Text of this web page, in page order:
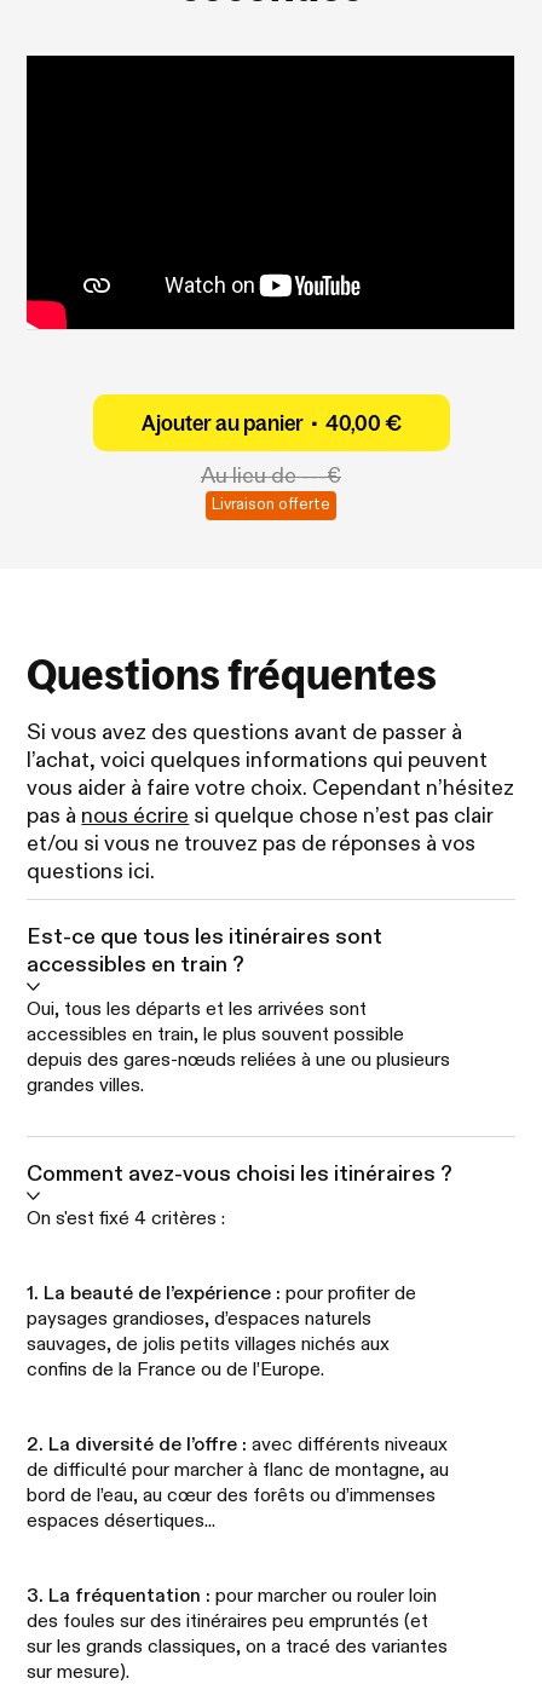
Ajouter au panier • 40,00 €
Au lieu de---€
Livraison offerte
Questions fréquentes
Si vous avez des questions avant de passer à
l’achat, voici quelques informations qui peuvent
vous aider à faire votre choix. Cependant n’hésitez
pas à nous écrire si quelque chose n’est pas clair
et/ou si vous ne trouvez pas de réponses à vos
questions ici.
Est-ce que tous les itinéraires sont
accessibles en train ?
Oui, tous les départs et les arrivées sont
accessibles en train, le plus souvent possible
depuis des gares-nœuds reliées à une ou plusieurs
grandes villes.
Comment avez-vous choisi les itinéraires ?
On s'est fixé 4 critères :
1. La beauté de l’expérience :pour profiter de
paysages grandioses, d’espaces naturels
sauvages, de jolis petits villages nichés aux
confins de la France ou de l’Europe.
2. La diversité de l’offre : avec différents niveaux
de difficulté pour marcher à flanc de montagne, au
bord de l’eau, au cœur des forêts ou d’immenses
espaces désertiques...
3. La fréquentation : pour marcher ou rouler loin
des foules sur des itinéraires peu empruntés (et
sur les grands classiques, on a tracé des variantes
sur mesure).